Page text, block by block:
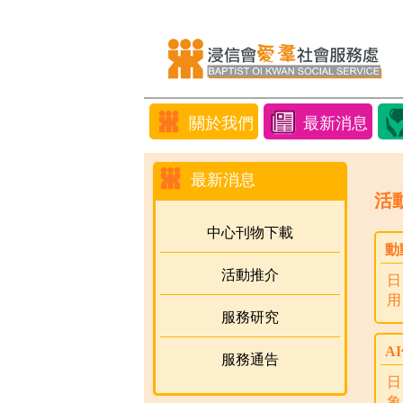
關於我們 最新消息
最新消息
中心刊物下載
活動推介
服務研究
服務通告
活
動
AI